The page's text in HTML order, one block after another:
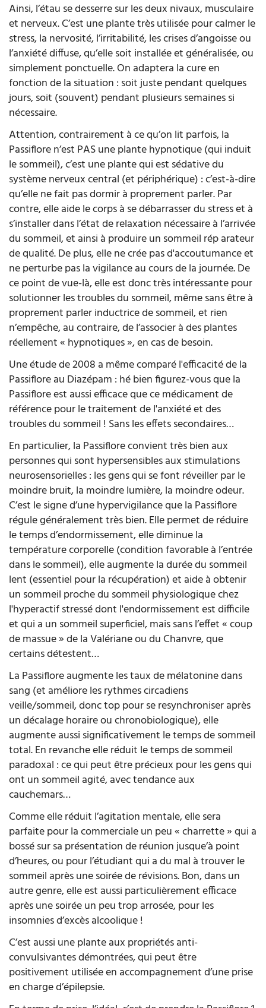
Ainsi, l’étau se desserre sur les deux nivaux, musculaire
et nerveux. C’est une plante très utilisée pour calmer le
stress, la nervosité, l’irritabilité, les crises d’angoisse ou
l’anxiété diffuse, qu’elle soit installée et généralisée, ou
simplement ponctuelle. On adaptera la cure en
fonction de la situation : soit juste pendant quelques
jours, soit (souvent) pendant plusieurs semaines si
nécessaire.
Attention, contrairement à ce qu’on lit parfois, la
Passiflore n’est PAS une plante hypnotique (qui induit
le sommeil), c’est une plante qui est sédative du
système nerveux central (et périphérique) : c’est-à-dire
qu’elle ne fait pas dormir à proprement parler. Par
contre, elle aide le corps à se débarrasser du stress et à
s’installer dans l’état de relaxation nécessaire à l’arrivée
du sommeil, et ainsi à produire un sommeil réparateur
de qualité. De plus, elle ne crée pas d'accoutumance et
ne perturbe pas la vigilance au cours de la journée. De
ce point de vue-là, elle est donc très intéressante pour
solutionner les troubles du sommeil, même sans être à
proprement parler inductrice de sommeil, et rien
n’empêche, au contraire, de l’associer à des plantes
réellement « hypnotiques », en cas de besoin.
Une étude de 2008 a même comparé l'efficacité de la
Passiflore au Diazépam : hé bien figurez-vous que la
Passiflore est aussi efficace que ce médicament de
référence pour le traitement de l'anxiété et des
troubles du sommeil ! Sans les effets secondaires…
En particulier, la Passiflore convient très bien aux
personnes qui sont hypersensibles aux stimulations
neurosensorielles : les gens qui se font réveiller par le
moindre bruit, la moindre lumière, la moindre odeur.
C’est le signe d’une hypervigilance que la Passiflore
régule généralement très bien. Elle permet de réduire
le temps d’endormissement, elle diminue la
température corporelle (condition favorable à l’entrée
dans le sommeil), elle augmente la durée du sommeil
lent (essentiel pour la récupération) et aide à obtenir
un sommeil proche du sommeil physiologique chez
l'hyperactif stressé dont l'endormissement est difficile
et qui a un sommeil superficiel, mais sans l’effet « coup
de massue » de la Valériane ou du Chanvre, que
certains détestent…
La Passiflore augmente les taux de mélatonine dans
sang (et améliore les rythmes circadiens
veille/sommeil, donc top pour se resynchroniser après
un décalage horaire ou chronobiologique), elle
augmente aussi significativement le temps de sommeil
total. En revanche elle réduit le temps de sommeil
paradoxal : ce qui peut être précieux pour les gens qui
ont un sommeil agité, avec tendance aux
cauchemars…
Comme elle réduit l’agitation mentale, elle sera
parfaite pour la commerciale un peu « charrette » qui a
bossé sur sa présentation de réunion jusque’à point
d’heures, ou pour l’étudiant qui a du mal à trouver le
sommeil après une soirée de révisions. Bon, dans un
autre genre, elle est aussi particulièrement efficace
après une soirée un peu trop arrosée, pour les
insomnies d’excès alcoolique !
C’est aussi une plante aux propriétés anti-
convulsivantes démontrées, qui peut être
positivement utilisée en accompagnement d’une prise
en charge d’épilepsie.